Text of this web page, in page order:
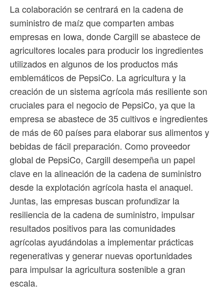
La colaboración se centrará en la cadena de
suministro de maíz que comparten ambas
empresas en Iowa, donde Cargill se abastece de
agricultores locales para producir los ingredientes
utilizados en algunos de los productos más
emblemáticos de PepsiCo. La agricultura y la
creación de un sistema agrícola más resiliente son
cruciales para el negocio de PepsiCo, ya que la
empresa se abastece de 35 cultivos e ingredientes
de más de 60 países para elaborar sus alimentos y
bebidas de fácil preparación. Como proveedor
global de PepsiCo, Cargill desempeña un papel
clave en la alineación de la cadena de suministro
desde la explotación agrícola hasta el anaquel.
Juntas, las empresas buscan profundizar la
resiliencia de la cadena de suministro, impulsar
resultados positivos para las comunidades
agrícolas ayudándolas a implementar prácticas
regenerativas y generar nuevas oportunidades
para impulsar la agricultura sostenible a gran
escala.